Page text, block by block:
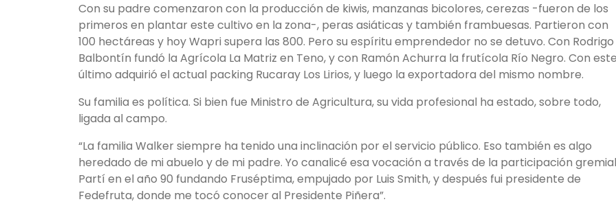
Con su padre comenzaron con la producción de kiwis, manzanas bicolores, cerezas -fueron de los
primeros en plantar este cultivo en la zona-, peras asiáticas y también frambuesas. Partieron con
100 hectáreas y hoy Wapri supera las 800. Pero su espíritu emprendedor no se detuvo. Con Rodrigo
Balbontín fundó la Agrícola La Matriz en Teno, y con Ramón Achurra la frutícola Río Negro. Con
último adquirió el actual packing Rucaray Los Lirios, y luego la exportadora del mismo nombre.
Su familia es política. Si bien fue Ministro de Agricultura, su vida profesional ha estado, sobre todo,
ligada al campo.
“La familia Walker siempre ha tenido una inclinación por el servicio público. Eso también es algo
heredado de mi abuelo y de mi padre. Yo canalicé esa vocación a través de la participación
Partí en el año 90 fundando Fruséptima, empujado por Luis Smith, y después fui presidente de
Fedefruta, donde me tocó conocer al Presidente Piñera”.